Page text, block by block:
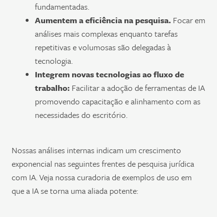
fundamentadas.
Aumentem a eficiência na pesquisa. Focar em
análises mais complexas enquanto tarefas
repetitivas e volumosas são delegadas à
tecnologia.
Integrem novas tecnologias ao fluxo de
trabalho: Facilitar a adoção de ferramentas de IA
promovendo capacitação e alinhamento com as
necessidades do escritório.
Nossas análises internas indicam um crescimento
exponencial nas seguintes frentes de pesquisa jurídica
com IA. Veja nossa curadoria de exemplos de uso em
que a IA se torna uma aliada potente: